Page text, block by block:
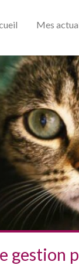
Mes
gestion